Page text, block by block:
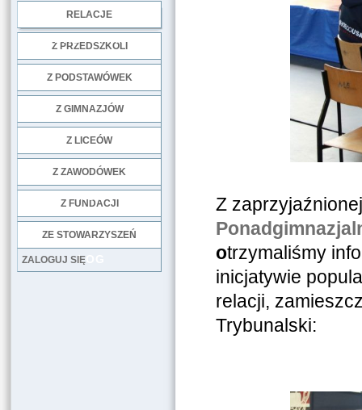
RELACJE
Z PRZEDSZKOLI
Z PODSTAWÓWEK
Z GIMNAZJÓW
Z LICEÓW
Z ZAWODÓWEK
Z FUNDACJI
ZE STOWARZYSZEŃ
LOG
ZALOGUJ SIĘ
Z
otrzymaliśmy
inicjatywie
relacji,
Trybunalski: